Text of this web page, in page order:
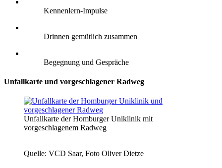
Kennenlern-Impulse
Drinnen gemütlich zusammen
Begegnung und Gespräche
Unfallkarte und vorgeschlagener Radweg
Unfallkarte der Homburger Uniklinik mit
vorgeschlagenem Radweg
Quelle: VCD Saar, Foto Oliver Dietze